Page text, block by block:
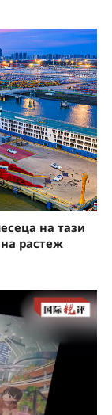
на тази
растеж